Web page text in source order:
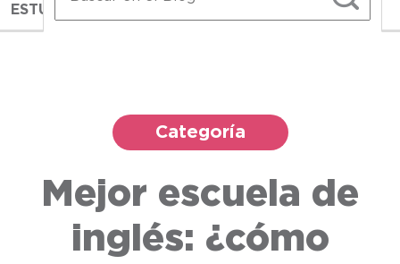
ESTUDIAR?
Categoría
Mejor escuela de
inglés: ¿cómo